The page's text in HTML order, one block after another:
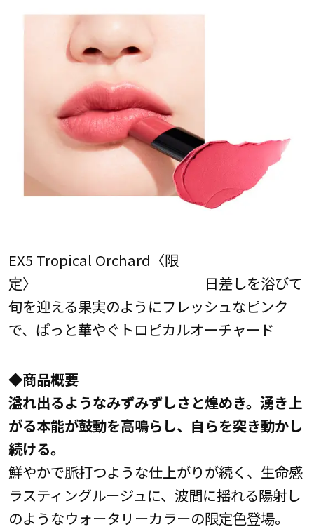
EX5 Tropical Orchard〈限
定〉 日差しを浴びて
旬を迎える果実のようにフレッシュなピンク
で、ぱっと華やぐトロピカルオーチャード
◆商品概要
溢れ出るようなみずみずしさと煌めき。湧き上
がる本能が鼓動を高鳴らし、自らを突き動かし
続ける。
鮮やかで脈打つような仕上がりが続く、生命感
ラスティングルージュに、波間に揺れる陽射し
のようなウォータリーカラーの限定色登場。